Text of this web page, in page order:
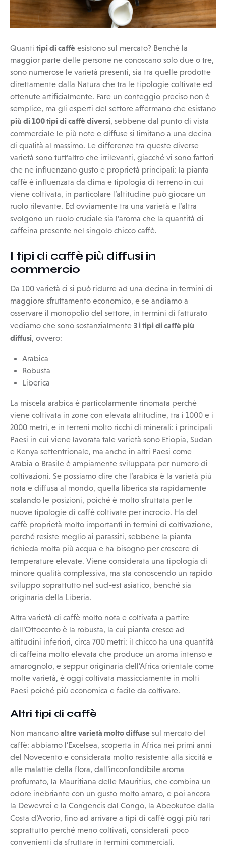
Quanti tipi di caffè esistono sul mercato? Benché la
maggior parte delle persone ne conoscano solo due o tre,
sono numerose le varietà presenti, sia tra quelle prodotte
direttamente dalla Natura che tra le tipologie coltivate ed
ottenute artificialmente. Fare un conteggio preciso non è
semplice, ma gli esperti del settore affermano che esistano
più di 100 tipi di caffè diversi, sebbene dal punto di vista
commerciale le più note e diffuse si limitano a una decina
di qualità al massimo. Le differenze tra queste diverse
varietà sono tutt’altro che irrilevanti, giacché vi sono fattori
che ne influenzano gusto e proprietà principali: la pianta
caffè è influenzata da clima e tipologia di terreno in cui
viene coltivata, in particolare l’altitudine può giocare un
ruolo rilevante. Ed ovviamente tra una varietà e l’altra
svolgono un ruolo cruciale sia l’aroma che la quantità di
caffeina presente nel singolo chicco caffè.
I tipi di caffè più diffusi in
commercio
Da 100 varietà ci si può ridurre ad una decina in termini di
maggiore sfruttamento economico, e se andiamo a
osservare il monopolio del settore, in termini di fatturato
vediamo che sono sostanzialmente 3 i tipi di caffè più
diffusi, ovvero:
Arabica
Robusta
Liberica
La miscela arabica è particolarmente rinomata perché
viene coltivata in zone con elevata altitudine, tra i 1000 e i
2000 metri, e in terreni molto ricchi di minerali: i principali
Paesi in cui viene lavorata tale varietà sono Etiopia, Sudan
e Kenya settentrionale, ma anche in altri Paesi come
Arabia o Brasile è ampiamente sviluppata per numero di
coltivazioni. Se possiamo dire che l’arabica è la varietà più
nota e diffusa al mondo, quella liberica sta rapidamente
scalando le posizioni, poiché è molto sfruttata per le
nuove tipologie di caffè coltivate per incrocio. Ha del
caffè proprietà molto importanti in termini di coltivazione,
perché resiste meglio ai parassiti, sebbene la pianta
richieda molta più acqua e ha bisogno per crescere di
temperature elevate. Viene considerata una tipologia di
minore qualità complessiva, ma sta conoscendo un rapido
sviluppo soprattutto nel sud-est asiatico, benché sia
originaria della Liberia.
Altra varietà di caffè molto nota e coltivata a partire
dall’Ottocento è la robusta, la cui pianta cresce ad
altitudini inferiori, circa 700 metri: il chicco ha una quantità
di caffeina molto elevata che produce un aroma intenso e
amarognolo, e seppur originaria dell’Africa orientale come
molte varietà, è oggi coltivata massicciamente in molti
Paesi poiché più economica e facile da coltivare.
Altri tipi di caffè
Non mancano altre varietà molto diffuse sul mercato del
caffè: abbiamo l’Excelsea, scoperta in Africa nei primi anni
del Novecento e considerata molto resistente alla siccità e
alle malattie della flora, dall’inconfondibile aroma
profumato, la Mauritiana delle Mauritius, che combina un
odore inebriante con un gusto molto amaro, e poi ancora
la Dewevrei e la Congencis dal Congo, la Abeokutoe dalla
Costa d’Avorio, fino ad arrivare a tipi di caffè oggi più rari
soprattutto perché meno coltivati, considerati poco
convenienti da sfruttare in termini commerciali.